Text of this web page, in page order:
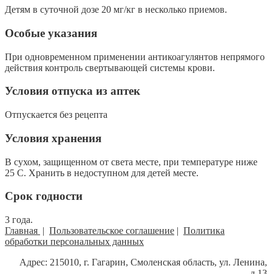
Детям в суточной дозе 20 мг/кг в несколько приемов.
Особые указания
При одновременном применении антикоагулянтов непрямого
действия контроль свертывающей системы крови.
Условия отпуска из аптек
Отпускается без рецепта
Условия хранения
В сухом, защищенном от света месте, при температуре ниже
25 C. Хранить в недоступном для детей месте.
Срок годности
3 года.
Главная | Пользовательское соглашение | Политика
обработки персональных данных
Адрес: 215010, г. Гагарин, Смоленская область, ул. Ленина,